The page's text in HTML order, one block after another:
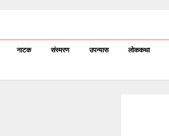
नाटक संस्मरण उपन्यास लोककथा